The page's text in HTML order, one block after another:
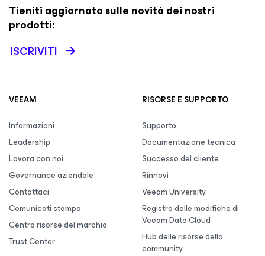
Tieniti aggiornato sulle novità dei nostri
prodotti:
ISCRIVITI
VEEAM
Informazioni
Leadership
Lavora con noi
Governance aziendale
Contattaci
Comunicati stampa
Centro risorse del marchio
Trust Center
RISORSE E SUPPORTO
Supporto
Documentazione tecnica
Successo del cliente
Rinnovi
Veeam University
Registro delle modifiche di
Veeam Data Cloud
Hub delle risorse della
community